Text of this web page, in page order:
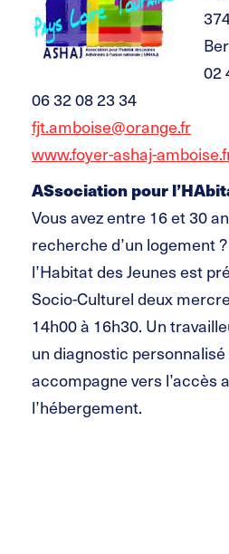
02
06 32 08 23 34
fjt.amboise@orange.fr
www.foyer-ashaj-
ASsociation pour
Vous avez entre 16 et 30
recherche d’un logement
l’Habitat des Jeunes est
Socio-Culturel deux
14h00 à 16h30. Un
un diagnostic personnalisé
accompagne vers l’accès
l’hébergement.